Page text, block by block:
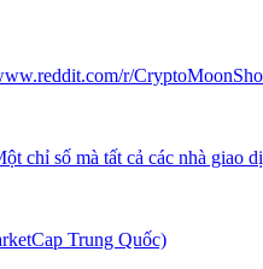
r/
chỉ số mà tất cả các nhà giao
Trung Quốc)